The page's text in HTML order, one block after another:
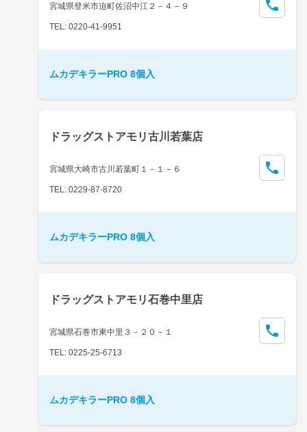
宮城県登米市迫町佐沼中江２－４－９
TEL: 0220-41-9951
ムカデキラーPRO 8個入
ドラッグストアモリ古川若葉店
宮城県大崎市古川若葉町１－１－６
TEL: 0229-87-8720
ムカデキラーPRO 8個入
ドラッグストアモリ石巻中里店
宮城県石巻市東中里３－２０－１
TEL: 0225-25-6713
ムカデキラーPRO 8個入